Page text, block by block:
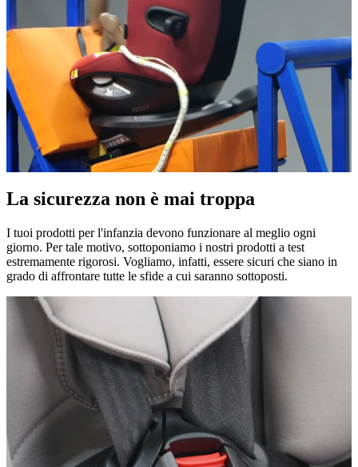
La sicurezza non è mai troppa
I tuoi prodotti per l'infanzia devono funzionare al meglio ogni
giorno. Per tale motivo, sottoponiamo i nostri prodotti a test
estremamente rigorosi. Vogliamo, infatti, essere sicuri che siano in
grado di affrontare tutte le sfide a cui saranno sottoposti.